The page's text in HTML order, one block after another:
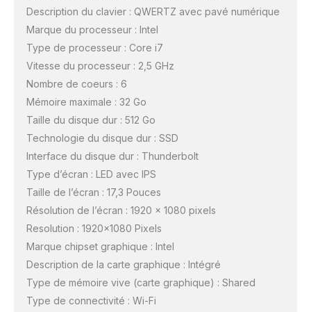
Description du clavier : QWERTZ avec pavé numérique
Marque du processeur : Intel
Type de processeur : Core i7
Vitesse du processeur : 2,5 GHz
Nombre de coeurs : 6
Mémoire maximale : 32 Go
Taille du disque dur : 512 Go
Technologie du disque dur : SSD
Interface du disque dur : Thunderbolt
Type d’écran : LED avec IPS
Taille de l’écran : 17,3 Pouces
Résolution de l’écran : 1920 x 1080 pixels
Resolution : 1920×1080 Pixels
Marque chipset graphique : Intel
Description de la carte graphique : Intégré
Type de mémoire vive (carte graphique) : Shared
Type de connectivité : Wi-Fi